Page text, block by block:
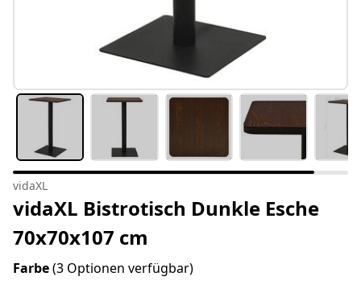
vidaXL
vidaXL Bistrotisch Dunkle Esche
70x70x107 cm
Farbe(3 Optionen verfügbar)